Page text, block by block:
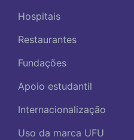
Hospitais
Restaurantes
Fundações
Apoio estudantil
Internacionalização
Uso da marca UFU